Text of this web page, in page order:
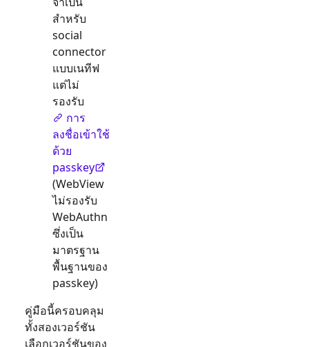
สำหรับ
social
connector
แบบเนทีฟ
แต่ไม่
รองรับ
การ
ลงชื่อเข้าใช้
ด้วย
passkey
(WebView
ไม่รองรับ
WebAuthn
ซึ่งเป็น
มาตรฐาน
พื้นฐานของ
passkey)
คู่มือนี้ครอบคลุม
ทั้งสองเวอร์ชัน
เลือกเวอร์ชันของ